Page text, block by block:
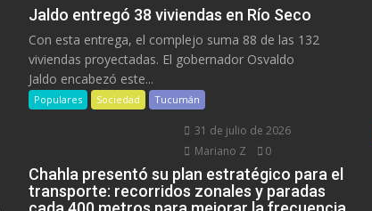
Jaldo entregó 38 viviendas en Río Seco
Con esta entrega, el complejo suma 88 de las 132
viviendas proyectadas. El gobernador Osvaldo
Jaldo encabezó este...
Populares Sociedad Tucumán
31 de julio de 2026
Mariano Z
0
Chahla presentó su plan estratégico para el
transporte: recorridos zonales y paradas